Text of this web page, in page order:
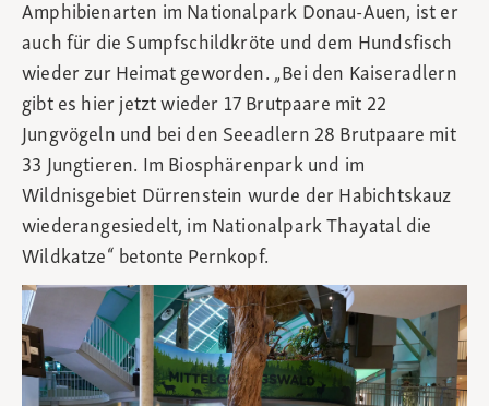
Amphibienarten im Nationalpark Donau-Auen, ist er
auch für die Sumpfschildkröte und dem Hundsfisch
wieder zur Heimat geworden. „Bei den Kaiseradlern
gibt es hier jetzt wieder 17 Brutpaare mit 22
Jungvögeln und bei den Seeadlern 28 Brutpaare mit
33 Jungtieren. Im Biosphärenpark und im
Wildnisgebiet Dürrenstein wurde der Habichtskauz
wiederangesiedelt, im Nationalpark Thayatal die
Wildkatze“ betonte Pernkopf.